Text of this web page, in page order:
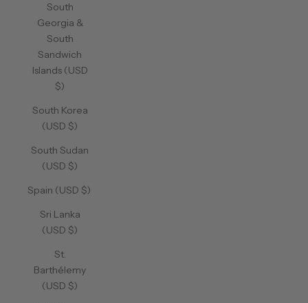
South
Georgia &
South
Sandwich
Islands (USD
$)
South Korea
(USD $)
South Sudan
(USD $)
Spain (USD $)
Sri Lanka
(USD $)
St.
Barthélemy
(USD $)